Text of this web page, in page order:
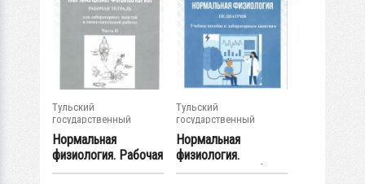
Тульский
государственный
университет
Нормальная
физиология. Рабочая
тетрадь для...
Тульский
государственный
университет
Нормальная
физиология.
Педиатрия: учебное